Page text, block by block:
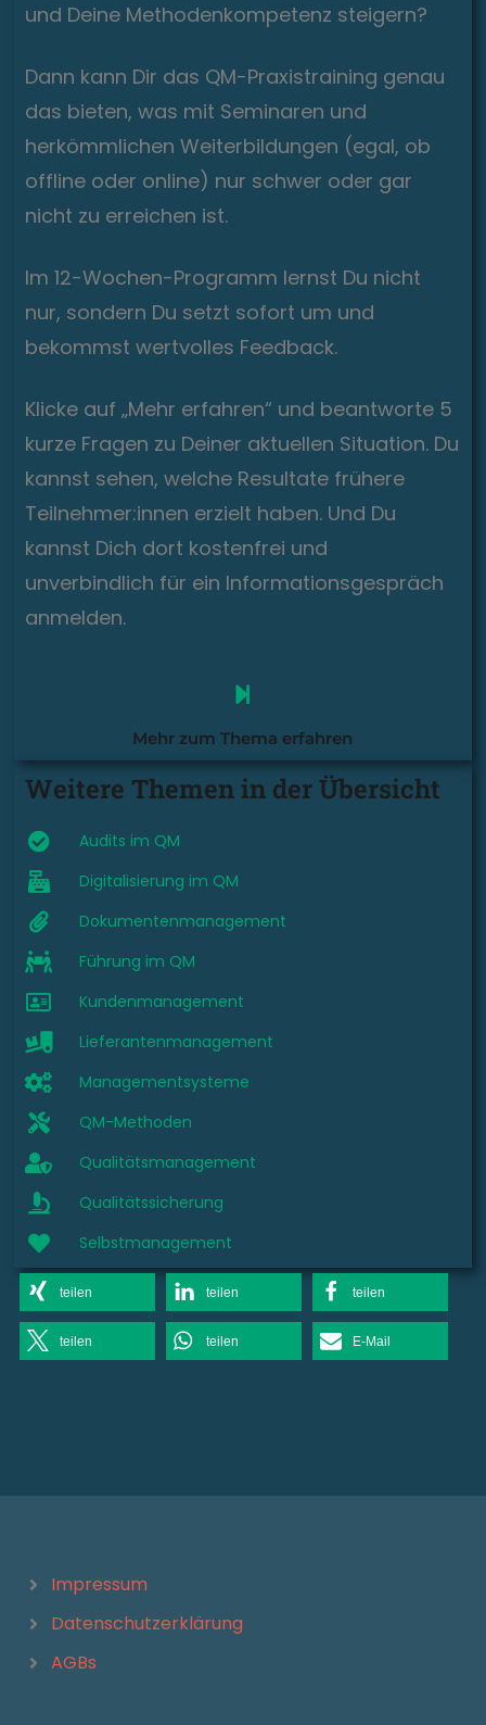
und Deine Methodenkompetenz steigern?
Dann kann Dir das QM-Praxistraining genau
das bieten, was mit Seminaren und
herkömmlichen Weiterbildungen (egal, ob
offline oder online) nur schwer oder gar
nicht zu erreichen ist.
Im 12-Wochen-Programm lernst Du nicht
nur, sondern Du setzt sofort um und
bekommst wertvolles Feedback.
Klicke auf „Mehr erfahren“ und beantworte 5
kurze Fragen zu Deiner aktuellen Situation. Du
kannst sehen, welche Resultate frühere
Teilnehmer:innen erzielt haben. Und Du
kannst Dich dort kostenfrei und
unverbindlich für ein Informationsgespräch
anmelden.
Mehr zum Thema erfahren
Weitere Themen in der Übersicht
Audits im QM
Digitalisierung im QM
Dokumentenmanagement
Führung im QM
Kundenmanagement
Lieferantenmanagement
Managementsysteme
QM-Methoden
Qualitätsmanagement
Qualitätssicherung
Selbstmanagement
teilen teilen teilen
teilen teilen E-Mail
Impressum
Datenschutzerklärung
AGBs